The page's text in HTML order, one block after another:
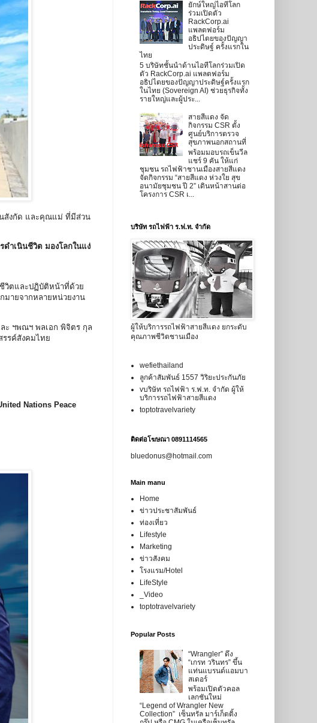
นสังกัด และคุณแม่ ที่มีส่วน
ำเนินชีวิต มองโลกในแง่
ชีวิตและปฏิบัติหน้าที่ด้วย
มายจากหลายหน่วยงาน
ะ ฯพณฯ พลเอก พิจิตร กุล
รค์สังคมไทย
Nations Peace
ยักษ์ใหญ่ไอทีโลก
ร่วมเปิดตัว
RackCorp.ai
แพลตฟอร์ม
อธิปไตยของปัญญา
ประดิษฐ์ ครั้งแรกใน
ไทย
5 บริษัทชั้นนำด้านไอทีโลกร่วมเปิด
ตัว RackCorp.ai แพลตฟอร์ม
อธิปไตยของปัญญาประดิษฐ์ครั้งแรก
ในไทย (Sovereign AI) ช่วยธุรกิจทั้ง
รายใหญ่และผู้ประ...
สายสีแดง จัด
กิจกรรม CSR ตั้ง
ศูนย์บริการตรวจ
สุขภาพนอกสถานที่
พร้อมมอบรถเข็นวีล
แชร์ 9 คัน ให้แก่
ชุมชน รถไฟฟ้าชานเมืองสายสีแดง
จัดกิจกรรม “สายสีแดง ห่วงใย สุข
อนามัยชุมชน ปี 2” เดินหน้าสานต่อ
โครงการ CSR เ...
บริษัท รถไฟฟ้า ร.ฟ.ท. จำกัด
ผู้ให้บริการรถไฟฟ้าสายสีแดง ยกระดับ
คุณภาพชีวิตชานเมือง
wefiethailand
ลูกค้าสัมพันธ์ 1557 วิริยะประกันภัย
vบริษัท รถไฟฟ้า ร.ฟ.ท. จำกัด ผู้ให้
บริการรถไฟฟ้าสายสีแดง
toptotravelvariety
ติดต่อโฆษณา 0891114565
bluedonus@hotmail.com
Main manu
Home
ข่าวประชาสัมพันธ์
ท่องเที่ยว
Lifestyle
Marketing
ข่าวสังคม
โรงแรม/Hotel
LifeStyle
_Video
toptotravelvariety
Popular Posts
“Wrangler” ดึง
“เกรท วรินทร” ขึ้น
แท่นแบรนด์แอมบา
สเดอร์
พร้อมเปิดตัวคอล
เลกชันใหม่
“Legend of Wrangler New
Collection” เซ็นทรัล มาร์เก็ตติ้ง